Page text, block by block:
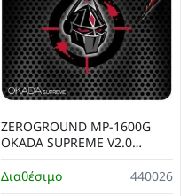
Διαθέσιμο 440026
ZEROGROUND MP-1600G
OKADA SUPREME V2.0
Gaming Mousepad